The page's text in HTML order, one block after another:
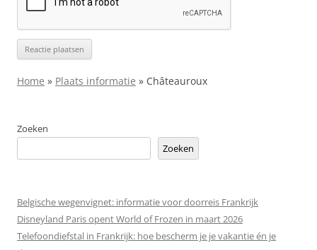
Home » Plaats informatie » Châteauroux
Zoeken
Zoeken
Belgische wegenvignet: informatie voor doorreis Frankrijk
Disneyland Paris opent World of Frozen in maart 2026
Telefoondiefstal in Frankrijk: hoe bescherm je je vakantie én je